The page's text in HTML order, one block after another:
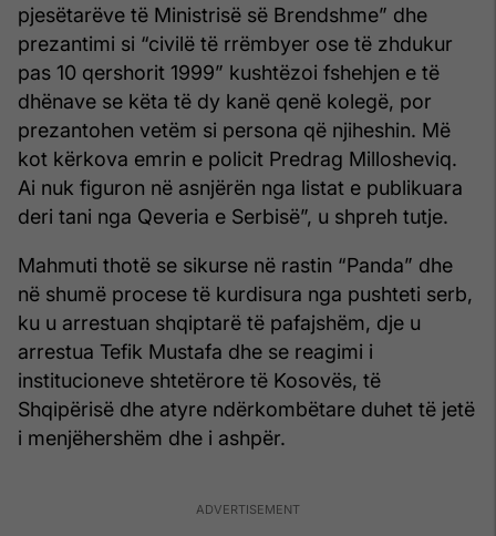
pjesëtarëve të Ministrisë së Brendshme” dhe
prezantimi si “civilë të rrëmbyer ose të zhdukur
pas 10 qershorit 1999” kushtëzoi fshehjen e të
dhënave se këta të dy kanë qenë kolegë, por
prezantohen vetëm si persona që njiheshin. Më
kot kërkova emrin e policit Predrag Millosheviq.
Ai nuk figuron në asnjërën nga listat e publikuara
deri tani nga Qeveria e Serbisë”, u shpreh tutje.
Mahmuti thotë se sikurse në rastin “Panda” dhe
në shumë procese të kurdisura nga pushteti serb,
ku u arrestuan shqiptarë të pafajshëm, dje u
arrestua Tefik Mustafa dhe se reagimi i
institucioneve shtetërore të Kosovës, të
Shqipërisë dhe atyre ndërkombëtare duhet të jetë
i menjëhershëm dhe i ashpër.